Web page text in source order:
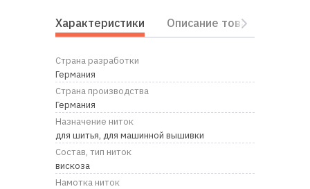
Характеристики Описание товара
Страна разработки
Германия
Страна производства
Германия
Назначение ниток
для шитья, для машинной вышивки
Состав, тип ниток
вискоза
Намотка ниток